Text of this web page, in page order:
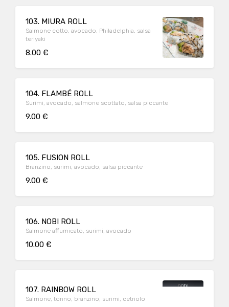
103. MIURA ROLL
Salmone cotto, avocado, Philadelphia, salsa
teriyaki
8.00 €
104. FLAMBÉ ROLL
Surimi, avocado, salmone scottato, salsa piccante
9.00 €
105. FUSION ROLL
Branzino, surimi, avocado, salsa piccante
9.00 €
106. NOBI ROLL
Salmone affumicato, surimi, avocado
10.00 €
107. RAINBOW ROLL
Salmone, tonno, branzino, surimi, cetriolo